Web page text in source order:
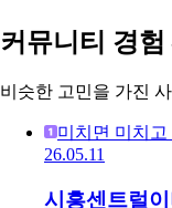
커뮤니티 경
비슷한 고민을 가진
미치면 미치
26.05.11
시흥센트럴